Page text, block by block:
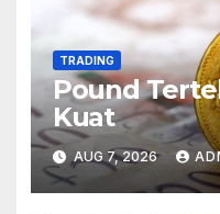
TRADING
Pound
Kuat
AUG 7, 2026